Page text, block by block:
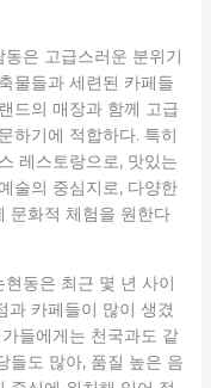
은 고급스러운 분위기
물들과 세련된 카페들
드의 매장과 함께 고급
하기에 적합하다. 특히
레스토랑으로, 맛있는
술의 중심지로, 다양한
문화적 체험을 원한다
현동은 최근 몇 년 사이
과 카페들이 많이 생겼
들에게는 천국과도 같
들도 많아, 품질 높은 음